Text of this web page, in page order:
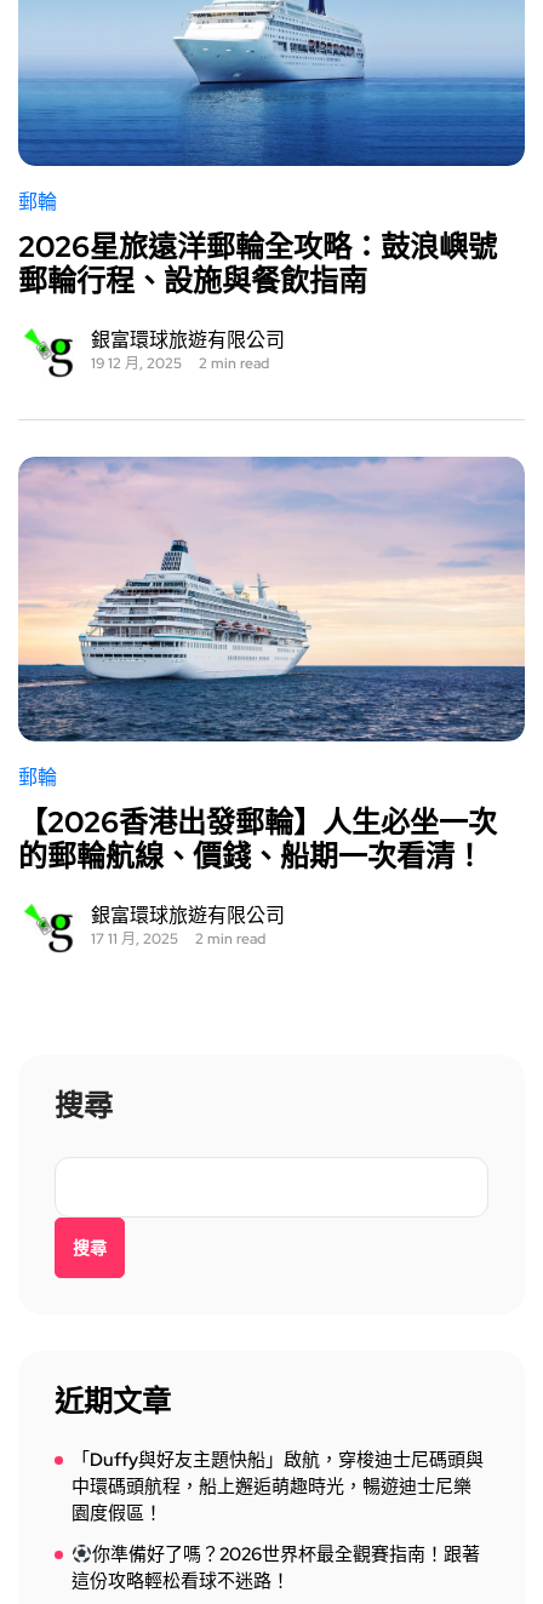
郵輪
2026星旅遠洋郵輪全攻略：鼓浪嶼號
郵輪行程、設施與餐飲指南
銀富環球旅遊有限公司
19 12 月, 2025 2 min read
郵輪
【2026香港出發郵輪】人生必坐一次
的郵輪航線、價錢、船期一次看清！
銀富環球旅遊有限公司
17 11 月, 2025 2 min read
搜尋
搜尋
近期文章
「Duffy與好友主題快船」啟航，穿梭迪士尼碼頭與
中環碼頭航程，船上邂逅萌趣時光，暢遊迪士尼樂
園度假區！
你準備好了嗎？2026世界杯最全觀賽指南！跟著
這份攻略輕松看球不迷路！